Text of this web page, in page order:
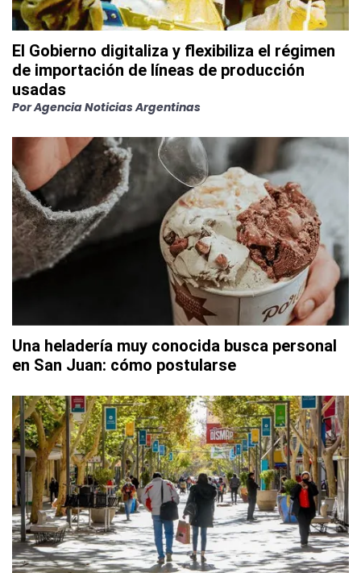
El Gobierno digitaliza y flexibiliza el régimen
de importación de líneas de producción
usadas
PorAgencia Noticias Argentinas
Una heladería muy conocida busca personal
en San Juan: cómo postularse